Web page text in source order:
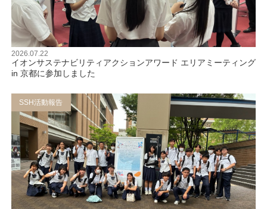
2026.07.22
イオンサステナビリティアクションアワード エリアミーティング
in 京都に参加しました
SSH活動報告